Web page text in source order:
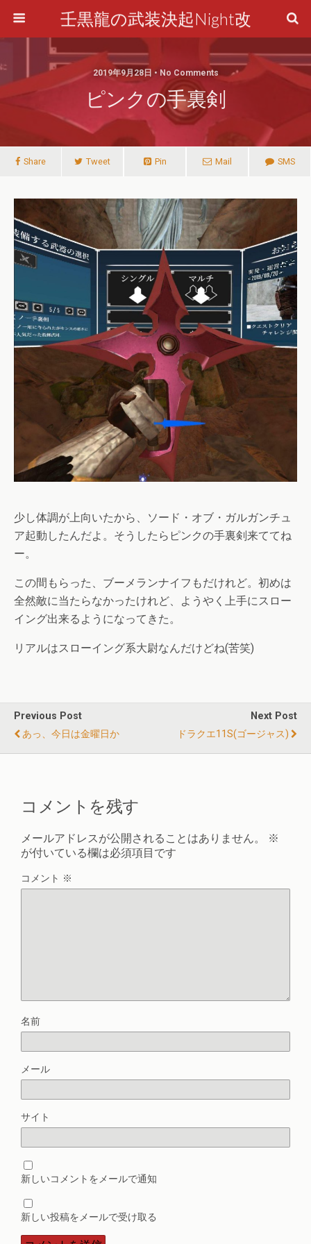
壬黒龍の武装決起Night改
2019年9月28日 • No Comments
ピンクの手裏剣
Share Tweet Pin Mail SMS
少し体調が上向いたから、ソード・オブ・ガルガンチュ
ア起動したんだよ。そうしたらピンクの手裏剣来ててね
ー。
この間もらった、ブーメランナイフもだけれど。初めは
全然敵に当たらなかったけれど、ようやく上手にスロー
イング出来るようになってきた。
リアルはスローイング系大尉なんだけどね(苦笑)
Previous Post
あっ、今日は金曜日か
Next Post
ドラクエ11S(ゴージャス)
コメントを残す
メールアドレスが公開されることはありません。
※
が付いている欄は必須項目です
コメント ※
名前
メール
サイト
新しいコメントをメールで通知
新しい投稿をメールで受け取る